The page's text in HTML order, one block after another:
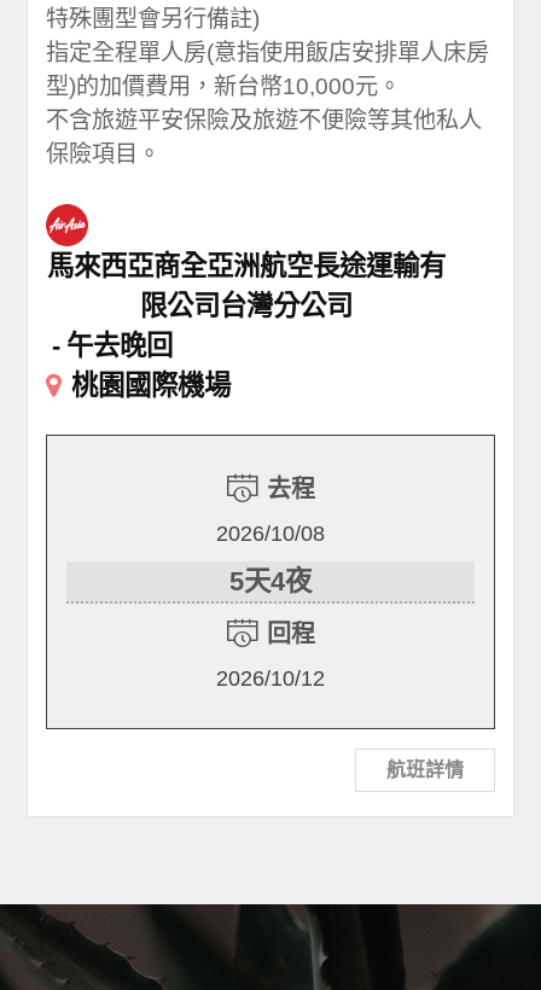
特殊團型會另行備註)
指定全程單人房(意指使用飯店安排單人床房
型)的加價費用，新台幣10,000元。
不含旅遊平安保險及旅遊不便險等其他私人
保險項目。
馬來西亞商全亞洲航空長途運輸有
限公司台灣分公司
午去晚回
桃園國際機場
去程
2026/10/08
5天4夜
回程
2026/10/12
航班詳情